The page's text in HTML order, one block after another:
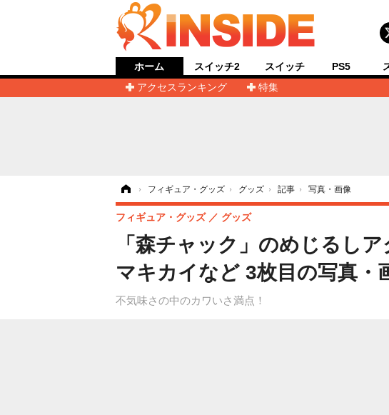
ホーム
アクセスランキング
特集
スイッチ2 スイッチ PS5
› フィギュア・グッズ › グッズ › 記事 › 写真・画像
「森チャック」のめじるし
マキカイなど 3枚目の写真・
不気味さの中のカワいさ満点！
フィギュア・グッズ グッズ